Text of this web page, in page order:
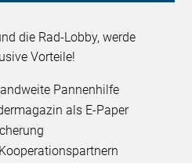
die Rad-Lobby, werde
Vorteile!
Pannenhilfe
als E-Paper